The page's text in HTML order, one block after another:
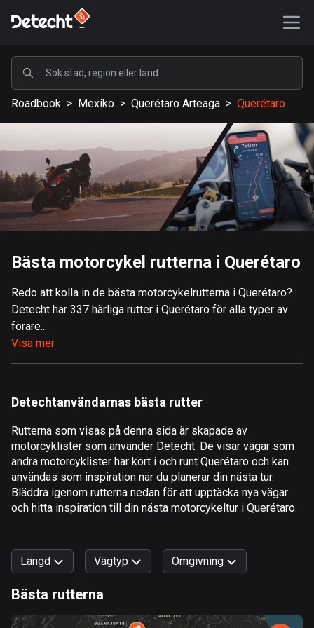
POPULÄRA
USA
588203 rutter
Sverige
203673 rutter
Storbritannien
115362 rutter
9 rutter
182 rutter
Algeriet
175 rutter
Amerikanska Jungfruöarna
1 rutt
Angola
Antigua och Barbuda
Roadbook > Mexiko > Querétaro Arteaga > Querétaro
Bästa motorcykel rutterna i Querétaro
Redo att kolla in de bästa motorcykelrutterna i Querétaro?
Detecht har 337 härliga rutter i Querétaro för alla typer av
förare...
Visa mer
Detechtanvändarnas bästa rutter
Rutterna som visas på denna sida är skapade av
motorcyklister som använder Detecht. De visar vägar som
andra motorcyklister har kört i och runt Querétaro och kan
användas som inspiration när du planerar din nästa tur.
Bläddra igenom rutterna nedan för att upptäcka nya vägar
och hitta inspiration till din nästa motorcykeltur i Querétaro.
Längd Vägtyp Omgivning
Bästa rutterna